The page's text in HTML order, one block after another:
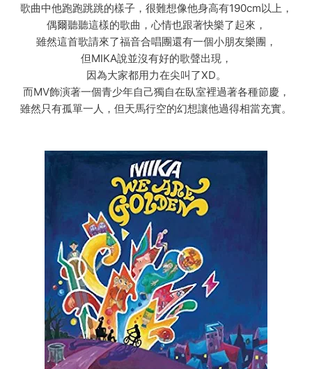
歌曲中他跑跑跳跳的樣子，很難想像他身高有190cm以上，
偶爾聽聽這樣的歌曲，心情也跟著快樂了起來，
雖然這首歌請來了福音合唱團還有一個小朋友樂團，
但MIKA說並沒有好的歌聲出現，
因為大家都用力在尖叫了XD。
而MV飾演著一個青少年自己獨自在臥室裡過著各種節慶，
雖然只有孤單一人，但天馬行空的幻想讓他過得相當充實。